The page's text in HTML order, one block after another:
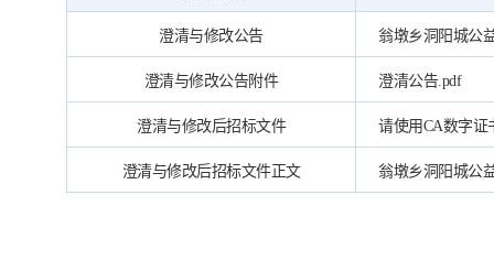
澄清与修改公告 翁墩乡洞阳城公
澄清与修改公告附件 澄清公告.pdf
澄清与修改后招标文件 请使用CA数字证
澄清与修改后招标文件正文 翁墩乡洞阳城公